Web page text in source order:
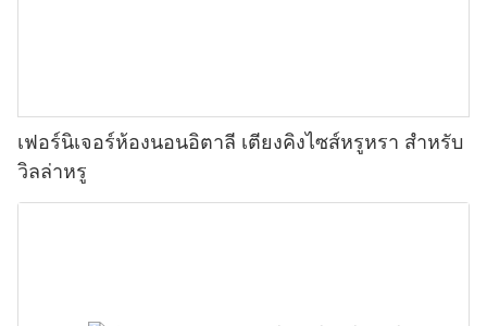
เฟอร์นิเจอร์ห้องนอนอิตาลี เตียงคิงไซส์หรูหรา สำหรับ
วิลล่าหรู